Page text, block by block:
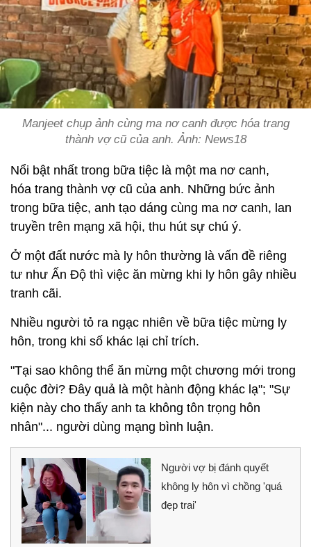
Manjeet chụp ảnh cùng ma nơ canh được hóa trang
thành vợ cũ của anh. Ảnh: News18
Nổi bật nhất trong bữa tiệc là một ma nơ canh,
hóa trang thành vợ cũ của anh. Những bức ảnh
trong bữa tiệc, anh tạo dáng cùng ma nơ canh, lan
truyền trên mạng xã hội, thu hút sự chú ý.
Ở một đất nước mà ly hôn thường là vấn đề riêng
tư như Ấn Độ thì việc ăn mừng khi ly hôn gây nhiều
tranh cãi.
Nhiều người tỏ ra ngạc nhiên về bữa tiệc mừng ly
hôn, trong khi số khác lại chỉ trích.
"Tại sao không thể ăn mừng một chương mới trong
cuộc đời? Đây quả là một hành động khác lạ"; "Sự
kiện này cho thấy anh ta không tôn trọng hôn
nhân"... người dùng mạng bình luận.
Người vợ bị đánh quyết
không ly hôn vì chồng 'quá
đẹp trai'